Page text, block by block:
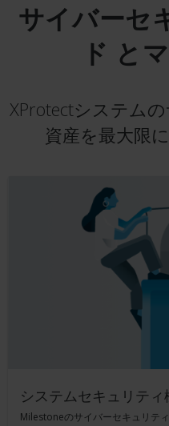
サイバーセ
ド と
XProtectシステム
資産を最大限
システムセキュリテ
Milestoneのサイバーセキュリテ